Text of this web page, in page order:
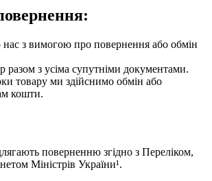
нас з вимогою про повернення або обмін
разом з усіма супутніми документами.
товару ми здійснимо обмін або
кошти.
поверненню згідно з Переліком,
Міністрів України¹.